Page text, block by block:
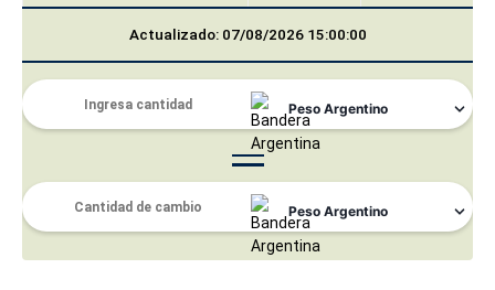
Actualizado: 07/08/2026 15:00:00